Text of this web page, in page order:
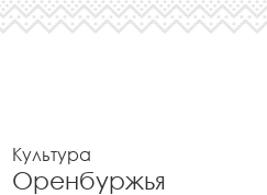
Культура
Оренбуржья